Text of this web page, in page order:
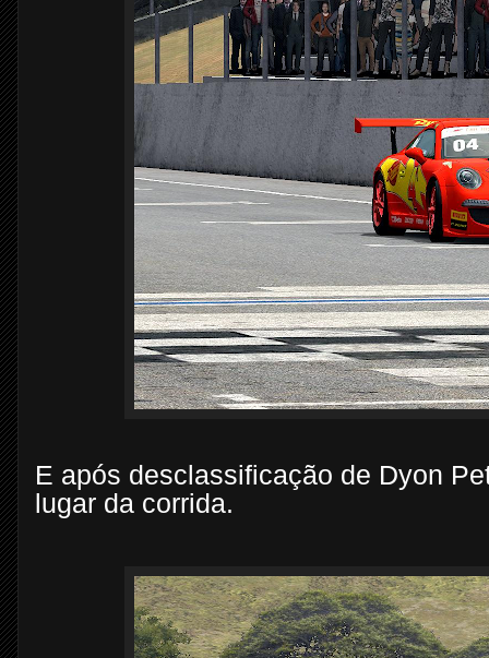
E após desclassificação de Dyon
lugar da corrida.